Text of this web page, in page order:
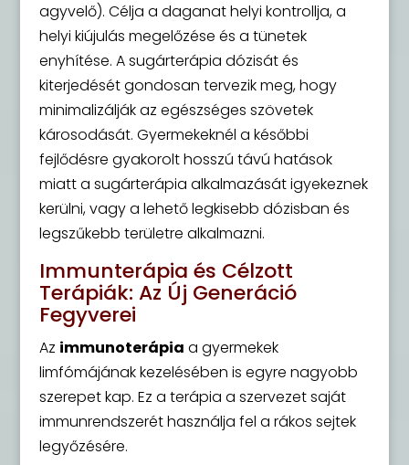
agyvelő). Célja a daganat helyi kontrollja, a
helyi kiújulás megelőzése és a tünetek
enyhítése. A sugárterápia dózisát és
kiterjedését gondosan tervezik meg, hogy
minimalizálják az egészséges szövetek
károsodását. Gyermekeknél a későbbi
fejlődésre gyakorolt hosszú távú hatások
miatt a sugárterápia alkalmazását igyekeznek
kerülni, vagy a lehető legkisebb dózisban és
legszűkebb területre alkalmazni.
Immunterápia és Célzott
Terápiák: Az Új Generáció
Fegyverei
Az immunoterápia a gyermekek
limfómájának kezelésében is egyre nagyobb
szerepet kap. Ez a terápia a szervezet saját
immunrendszerét használja fel a rákos sejtek
legyőzésére.